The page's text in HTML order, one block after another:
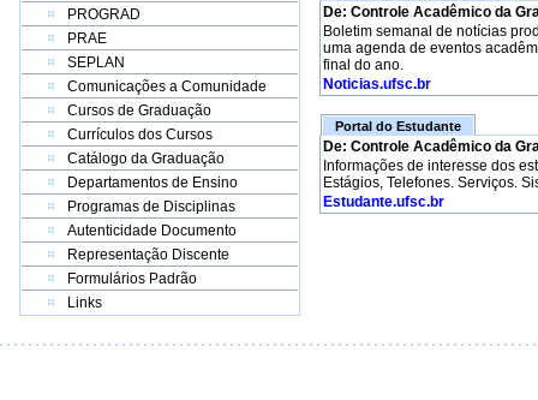
PROGRAD
PRAE
SEPLAN
Comunicações a Comunidade
Cursos de Graduação
Currículos dos Cursos
Catálogo da Graduação
Departamentos de Ensino
Programas de Disciplinas
Autenticidade Documento
Representação Discente
Formulários Padrão
Links
De: Controle Acadêmico da
Boletim semanal de notícias
uma agenda de eventos
final do ano.
Noticias.ufsc.br
Portal do Estudante
De: Controle Acadêmico da
Informações de interesse dos
Estágios, Telefones. Serviços.
Estudante.ufsc.br